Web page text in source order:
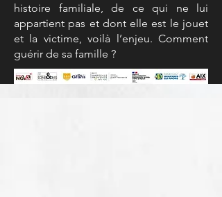
histoire familiale, de ce qui ne lui
appartient pas et dont elle est le jouet
et la victime, voilà l’enjeu. Comment
guérir de sa famille ?